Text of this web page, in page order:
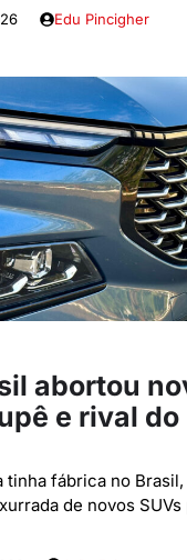
Edu Pincigher
abortou
e rival do
tinha fábrica no
de novos